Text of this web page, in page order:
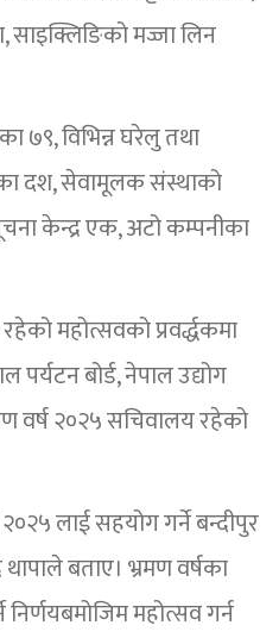
साइक्लिङिको मज्जा लिन
७९, विभिन्न घरेलु तथा
दश, सेवामूलक संस्थाको
केन्द्र एक, अटो कम्पनीका
महोत्सवको प्रवर्द्धकमा
बोर्ड, नेपाल उद्योग
वर्ष २०२५ सचिवालय रहेको
लाई सहयोग गर्ने बन्दीपुर
बताए। भ्रमण वर्षका
महोत्सव गर्न